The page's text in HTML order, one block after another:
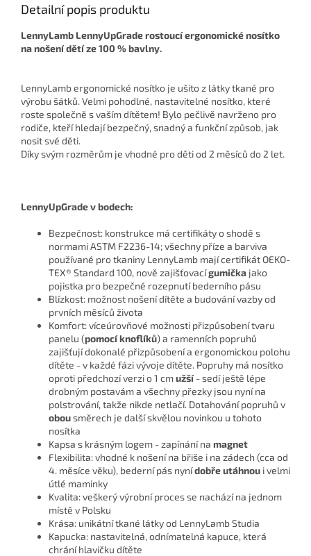
Detailní popis produktu
LennyLamb LennyUpGrade rostoucí ergonomické nosítko
na nošení dětí ze 100 % bavlny.
LennyLamb ergonomické nosítko je ušito z látky tkané pro
výrobu šátků. Velmi pohodlné, nastavitelné nosítko, které
roste společně s vaším dítětem! Bylo pečlivě navrženo pro
rodiče, kteří hledají bezpečný, snadný a funkční způsob, jak
nosit své děti.
Díky svým rozměrům je vhodné pro děti od 2 měsíců do 2 let.
LennyUpGrade v bodech:
Bezpečnost: konstrukce má certifikáty o shodě s
normami ASTM F2236-14; všechny příze a barviva
používané pro tkaniny LennyLamb mají certifikát OEKO-
TEX® Standard 100, nově zajišťovacígumička jako
pojistka pro bezpečné rozepnutí bederního pásu
Blízkost: možnost nošení dítěte a budování vazby od
prvních měsíců života
Komfort: víceúrovňové možnosti přizpůsobení tvaru
panelu (pomocí knoflíků) a ramenních popruhů
zajišťují dokonalé přizpůsobení a ergonomickou polohu
dítěte - v každé fázi vývoje dítěte. Popruhy má nosítko
oproti předchozí verzi o 1 cmužší- sedí ještě lépe
drobným postavám a všechny přezky jsou nyní na
polstrování, takže nikde netlačí. Dotahování popruhů v
obousměrech je další skvělou novinkou u tohoto
nosítka
Kapsa s krásným logem - zapínání na magnet
Flexibilita: vhodné k nošení na břiše i na zádech (cca od
4. měsíce věku), bederní pás nynídobře utáhnou i velmi
útlé maminky
Kvalita: veškerý výrobní proces se nachází na jednom
místě v Polsku
Krása: unikátní tkané látky od LennyLamb Studia
Kapucka: nastavitelná, odnímatelná kapuce, která
chrání hlavičku dítěte